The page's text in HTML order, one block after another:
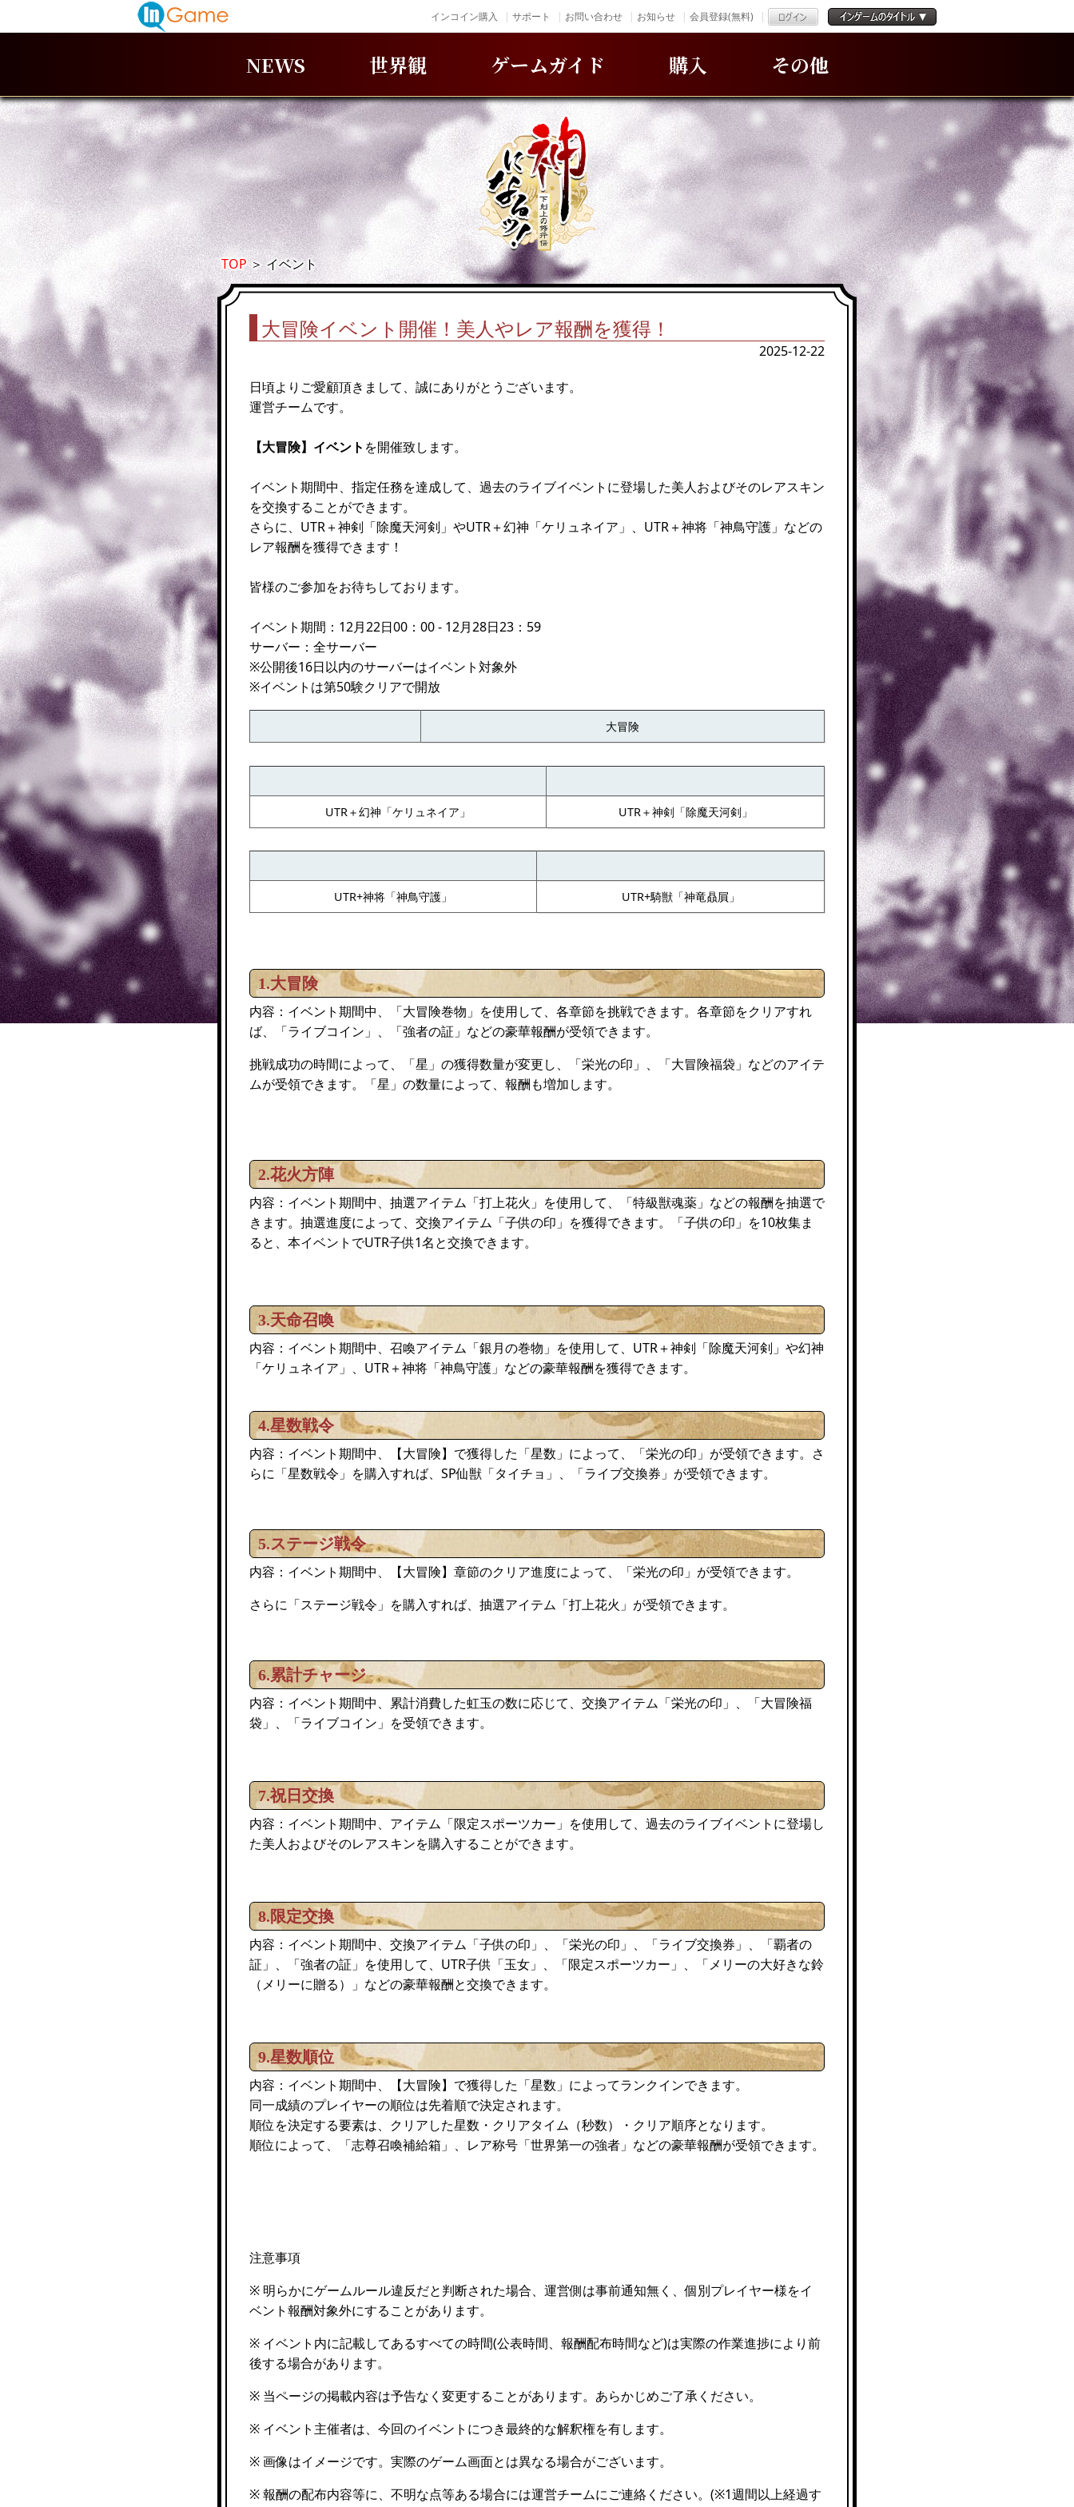
インコイン購入 サポート お問い合わせ お知らせ 会員登録(無料)
NEWS 世界観 ゲームガイド 購入 その他
TOP＞イベント
大冒険イベント開催！美人やレア報酬を獲得！
2025-12-22
日頃よりご愛顧頂きまして、誠にありがとうございます。
運営チームです。
【大冒険】イベント を開催致します。
イベント期間中、指定任務を達成して、過去のライブイベントに登場した美人およびそのレアスキン
を交換することができます。
さらに、UTR＋神剣「除魔天河剣」やUTR＋幻神「ケリュネイア」、UTR＋神将「神鳥守護」などの
レア報酬を獲得できます！
皆様のご参加をお待ちしております。
イベント期間：12月22日00：00 - 12月28日23：59
サーバー：全サーバー
※公開後16日以内のサーバーはイベント対象外
※イベントは第50験クリアで開放
大冒険
UTR＋幻神「ケリュネイア」 UTR＋神剣「除魔天河剣」
UTR+神将「神鳥守護」 UTR+騎獣「神竜贔屓」
1.大冒険
内容：イベント期間中、「大冒険巻物」を使用して、各章節を挑戦できます。各章節をクリアすれ
ば、「ライブコイン」、「強者の証」などの豪華報酬が受領できます。
挑戦成功の時間によって、「星」の獲得数量が変更し、「栄光の印」、「大冒険福袋」などのアイテ
ムが受領できます。「星」の数量によって、報酬も増加します。
2.花火方陣
内容：イベント期間中、抽選アイテム「打上花火」を使用して、「特級獣魂薬」などの報酬を抽選で
きます。抽選進度によって、交換アイテム「子供の印」を獲得できます。「子供の印」を10枚集ま
ると、本イベントでUTR子供1名と交換できます。
3.天命召喚
内容：イベント期間中、召喚アイテム「銀月の巻物」を使用して、UTR＋神剣「除魔天河剣」や幻神
「ケリュネイア」、UTR＋神将「神鳥守護」などの豪華報酬を獲得できます。
4.星数戦令
内容：イベント期間中、【大冒険】で獲得した「星数」によって、「栄光の印」が受領できます。さ
らに「星数戦令」を購入すれば、SP仙獣「タイチョ」、「ライブ交換券」が受領できます。
5.ステージ戦令
内容：イベント期間中、【大冒険】章節のクリア進度によって、「栄光の印」が受領できます。
さらに「ステージ戦令」を購入すれば、抽選アイテム「打上花火」が受領できます。
6.累計チャージ
内容：イベント期間中、累計消費した虹玉の数に応じて、交換アイテム「栄光の印」、「大冒険福
袋」、「ライブコイン」を受領できます。
7.祝日交換
内容：イベント期間中、アイテム「限定スポーツカー」を使用して、過去のライブイベントに登場し
た美人およびそのレアスキンを購入することができます。
8.限定交換
内容：イベント期間中、交換アイテム「子供の印」、「栄光の印」、「ライブ交換券」、「覇者の
証」、「強者の証」を使用して、UTR子供「玉女」、「限定スポーツカー」、「メリーの大好きな鈴
（メリーに贈る）」などの豪華報酬と交換できます。
9.星数順位
内容：イベント期間中、【大冒険】で獲得した「星数」によってランクインできます。
同一成績のプレイヤーの順位は先着順で決定されます。
順位を決定する要素は、クリアした星数・クリアタイム（秒数）・クリア順序となります。
順位によって、「志尊召喚補給箱」、レア称号「世界第一の強者」などの豪華報酬が受領できます。
注意事項
※ 明らかにゲームルール違反だと判断された場合、運営側は事前通知無く、個別プレイヤー様をイ
ベント報酬対象外にすることがあります。
※ イベント内に記載してあるすべての時間(公表時間、報酬配布時間など)は実際の作業進捗により前
後する場合があります。
※ 当ページの掲載内容は予告なく変更することがあります。あらかじめご了承ください。
※ イベント主催者は、今回のイベントにつき最終的な解釈権を有します。
※ 画像はイメージです。実際のゲーム画面とは異なる場合がございます。
※ 報酬の配布内容等に、不明な点等ある場合には運営チームにご連絡ください。(※1週間以上経過す